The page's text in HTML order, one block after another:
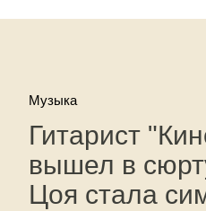
Музыка
Гитарист
вышел в
Цоя стала